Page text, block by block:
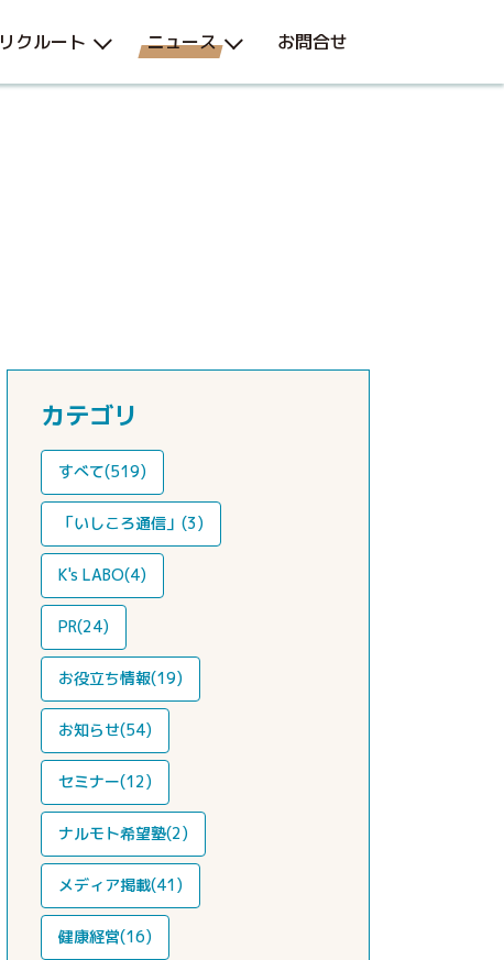
リクルート ニュース お問合せ
カテゴリ
すべて(519)
「いしころ通信」(3)
K's LABO(4)
PR(24)
お役立ち情報(19)
お知らせ(54)
セミナー(12)
ナルモト希望塾(2)
メディア掲載(41)
健康経営(16)